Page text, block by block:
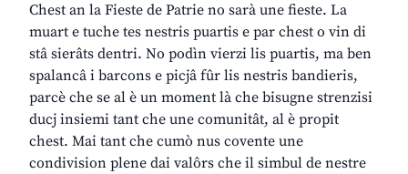
Chest an la Fieste de Patrie no sarà une fieste. La
muart e tuche tes nestris puartis e par chest o vin di
stâ sierâts dentri. No podìn vierzi lis puartis, ma ben
spalancâ i barcons e picjâ fûr lis nestris bandieris,
parcè che se al è un moment là che bisugne strenzisi
ducj insiemi tant che une comunitât, al è propit
chest. Mai tant che cumò nus covente une
condivision plene dai valôrs che il simbul de nestre